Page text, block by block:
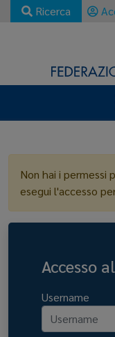
Ricerca
Non hai i permessi
esegui l'accesso
Accesso
Username